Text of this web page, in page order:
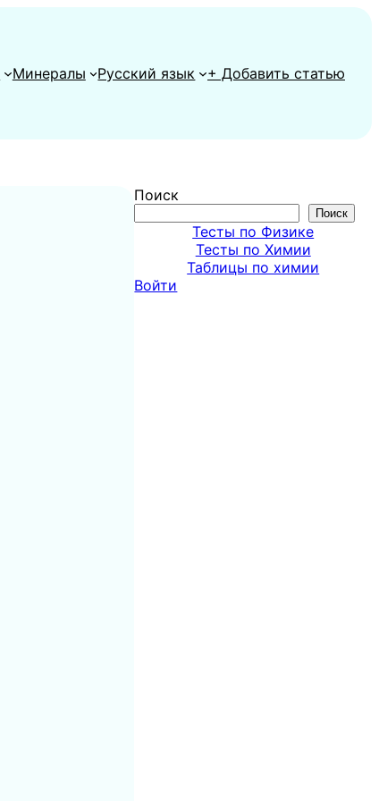
Минералы Русский язык + Добавить статью
Поиск
Поиск
Тесты по Физике
Тесты по Химии
Таблицы по химии
Войти